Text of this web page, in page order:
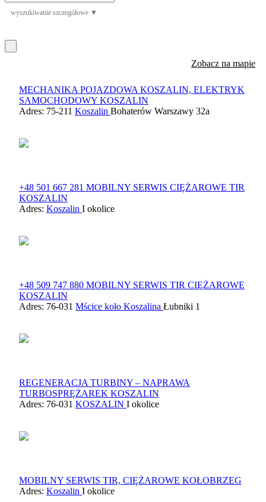
wyszukiwanie szczegółowe ▼
Zobacz na mapie
MECHANIKA POJAZDOWA KOSZALIN, ELEKTRYK
SAMOCHODOWY KOSZALIN
Adres: 75-211 Koszalin Bohaterów Warszawy 32a
+48 501 667 281 MOBILNY SERWIS CIĘŻAROWE TIR
KOSZALIN
Adres: Koszalin I okolice
+48 509 747 880 MOBILNY SERWIS TIR CIĘŻAROWE
KOSZALIN
Adres: 76-031 Mścice koło Koszalina Łubniki 1
REGENERACJA TURBINY – NAPRAWA
TURBOSPRĘŻAREK KOSZALIN
Adres: 76-031 KOSZALIN I okolice
MOBILNY SERWIS TIR, CIĘŻAROWE KOŁOBRZEG
Adres: Koszalin I okolice